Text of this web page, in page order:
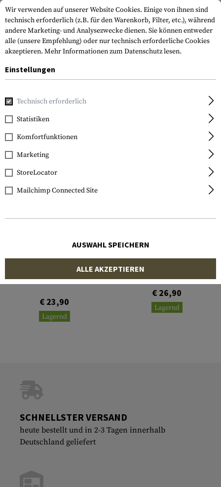
Home Waffenzubehör Abdeckungen
FILTER
M-LOK Covers 3pcs Kit
€ 23,90
Lagernd
CLAWGEAR
AUG Heatshield Keymod
€ 26,90
Lagernd
SCHNELLSTER VERSAND
heute bestellt und in 2-3 Tagen innerhalb
Deutschland geliefert
Wir verwenden auf unserer Website Cookies. Einige von ihnen sind
technisch erforderlich (z.B. für den Warenkorb, Filter, etc.), während
andere Marketing- und Analysezwecke dienen. Sie können entweder
alle (unsere Empfehlung) oder nur technisch erforderliche Cookies
akzeptieren. Mehr Informationen zum Datenschutz lesen.
Einstellungen
Technisch erforderlich
Statistiken
Komfortfunktionen
Marketing
StoreLocator
Mailchimp Connected Site
AUSWAHL SPEICHERN
ALLE AKZEPTIEREN